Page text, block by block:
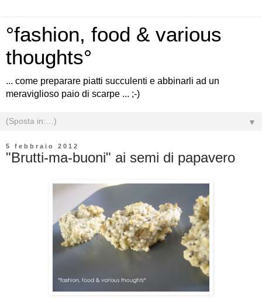
°fashion, food & various
thoughts°
... come preparare piatti succulenti e abbinarli ad un
meraviglioso paio di scarpe ... ;-)
▼
5 febbraio 2012
"Brutti-ma-buoni" ai semi di papavero